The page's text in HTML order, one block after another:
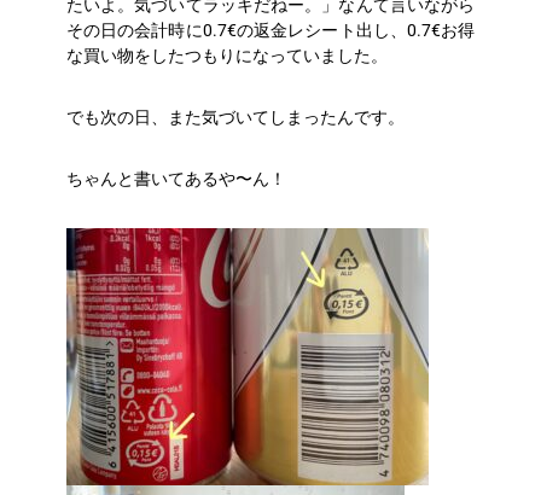
たいよ。気づいてラッキだねー。」なんて言いながら
その日の会計時に0.7€の返金レシート出し、0.7€お得
な買い物をしたつもりになっていました。
でも次の日、また気づいてしまったんです。
ちゃんと書いてあるや〜ん！